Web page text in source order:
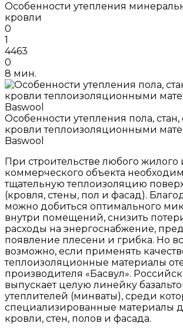
Особенности утепления
кровли
0
1
4463
0
8 мин.
Особенности утепления пола, стан,
кровли теплоизоляционными
Baswool
При строительстве любого жилого
коммерческого объекта
тщательную теплоизоляцию
(кровля, стены, пол и фасад).
можно добиться оптимального
внутри помещений, снизить
расходы на энергоснабжение,
появление плесени и грибка. Но
возможно, если применять
теплоизоляционные материалы
производителя «Басвул».
выпускает целую линейку
утеплителей (минваты), среди
специализированные материалы
кровли, стен, полов и фасада.